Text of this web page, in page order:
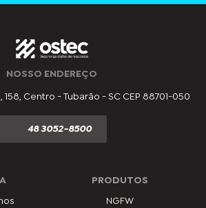
NOSSO ENDEREÇO
158, Centro - Tubarão - SC CEP 88701-050
48 3052-8500
PRODUTOS
NGFW